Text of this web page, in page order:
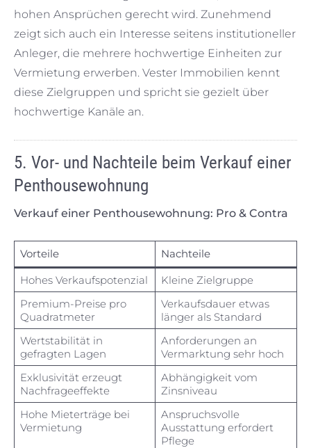
hohen Ansprüchen gerecht wird. Zunehmend
zeigt sich auch ein Interesse seitens institutioneller
Anleger, die mehrere hochwertige Einheiten zur
Vermietung erwerben. Vester Immobilien kennt
diese Zielgruppen und spricht sie gezielt über
hochwertige Kanäle an.
5. Vor- und Nachteile beim Verkauf einer
Penthousewohnung
Verkauf einer Penthousewohnung: Pro & Contra
Vorteile
Nachteile
Hohes Verkaufspotenzial
Kleine Zielgruppe
Premium-Preise pro
Quadratmeter
Verkaufsdauer etwas
länger als Standard
Wertstabilität in
gefragten Lagen
Anforderungen an
Vermarktung sehr hoch
Exklusivität erzeugt
Nachfrageeffekte
Abhängigkeit vom
Zinsniveau
Hohe Mieterträge bei
Vermietung
Anspruchsvolle
Ausstattung erfordert
Pflege